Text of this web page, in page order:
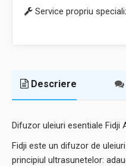
Service propriu
Descriere
Difuzor uleiuri esentiale Fidji
Fidji este un difuzor de
principiul ultrasunetelor: